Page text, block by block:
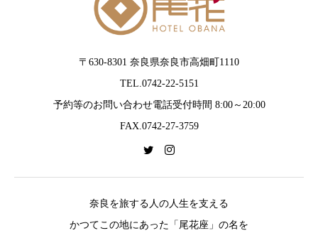
〒630-8301 奈良県奈良市高畑町1110
TEL.0742-22-5151
予約等のお問い合わせ電話受付時間 8:00～20:00
FAX.0742-27-3759
奈良を旅する人の人生を支える
かつてこの地にあった「尾花座」の名を